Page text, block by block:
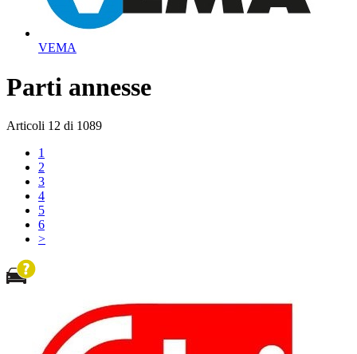
VEMA
Parti annesse
Articoli 12 di 1089
1
2
3
4
5
6
>